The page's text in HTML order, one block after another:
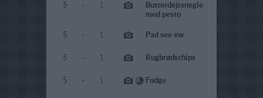
5 - 1
Butterdejssnegle
med pesto
5 - 1 Pad see ew
5 - 1 Rugbrødschips
5 - 1 Fudge